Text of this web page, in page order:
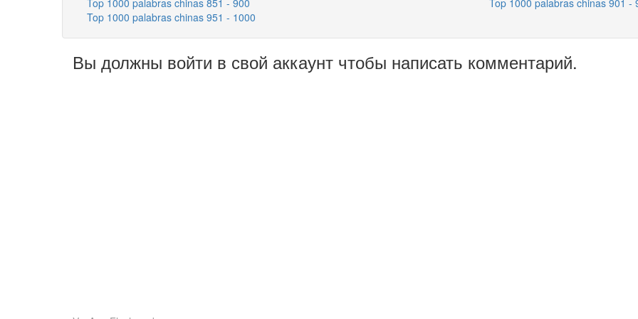
Top 1000 palabras chinas 951 - 1000
Вы должны войти в свой аккаунт чтобы написать комментарий.